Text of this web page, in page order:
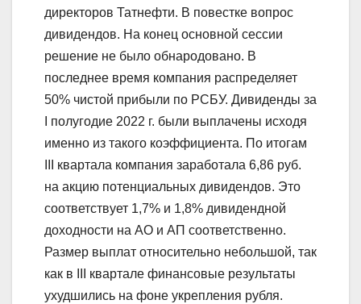
директоров Татнефти. В повестке вопрос
дивидендов. На конец основной сессии
решение не было обнародовано. В
последнее время компания распределяет
50% чистой прибыли по РСБУ. Дивиденды за
I полугодие 2022 г. были выплачены исходя
именно из такого коэффициента. По итогам
III квартала компания заработала 6,86 руб.
на акцию потенциальных дивидендов. Это
соответствует 1,7% и 1,8% дивидендной
доходности на АО и АП соответственно.
Размер выплат относительно небольшой, так
как в III квартале финансовые результаты
ухудшились на фоне укрепления рубля.